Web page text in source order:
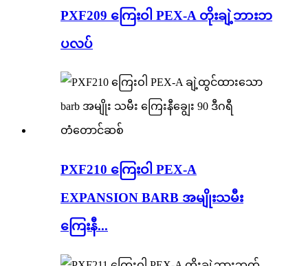
PXF209 ကြေးဝါ PEX-A တိုးချဲ့ဘားဘ
ပလပ်
PXF210 ကြေးဝါ PEX-A
EXPANSION BARB အမျိုးသမီး
ကြေးနီ...